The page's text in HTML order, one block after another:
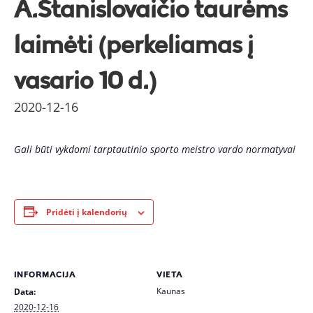
A.Stanislovaičio taurėms
laimėti (perkeliamas į
vasario 10 d.)
2020-12-16
Gali būti vykdomi tarptautinio sporto meistro vardo normatyvai
Pridėti į kalendorių
INFORMACIJA
Data:
2020-12-16
VIETA
Kaunas